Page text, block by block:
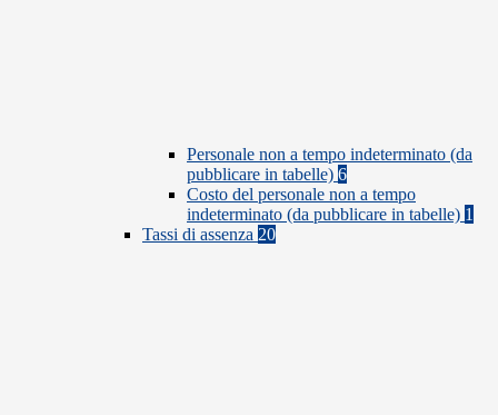
Personale non a tempo indeterminato (da
pubblicare in tabelle) 6
Costo del personale non a tempo
indeterminato (da pubblicare in tabelle) 1
Tassi di assenza 20